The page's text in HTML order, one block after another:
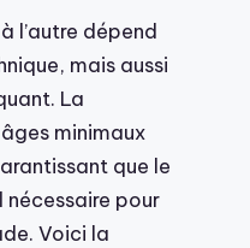
l’autre dépend
mais aussi
La
minimaux
que le
nécessaire pour
Voici la